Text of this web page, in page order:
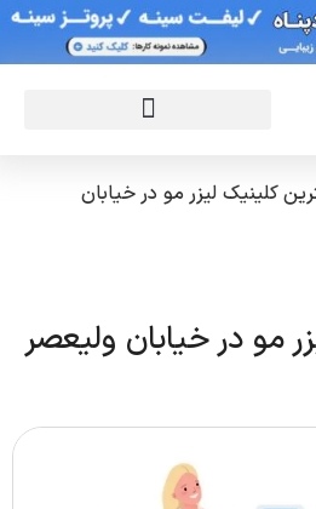
کلینیک لیزر مو در خیابان
مو در خیابان ولیعصر